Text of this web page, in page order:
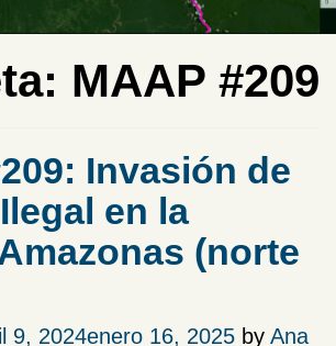
MAAP #209
Invasión de
en la
(norte
9, 2024enero 16, 2025 by Ana